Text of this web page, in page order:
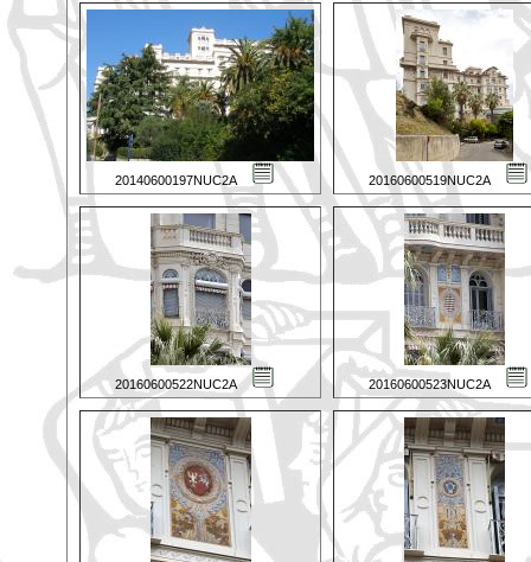
20140600197NUC2A 20160600519NUC2A
20160600522NUC2A 20160600523NUC2A